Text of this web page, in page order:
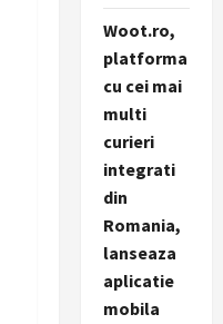
Woot.ro,
platforma
cu cei mai
multi
curieri
integrati
din
Romania,
lanseaza
aplicatie
mobila